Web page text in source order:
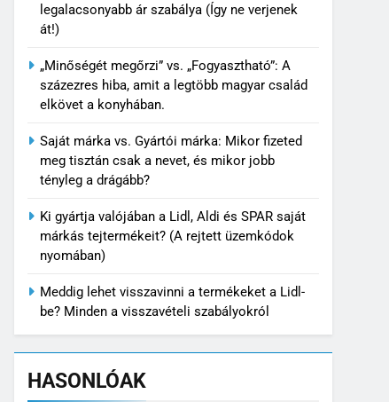
legalacsonyabb ár szabálya (Így ne verjenek
át!)
„Minőségét megőrzi” vs. „Fogyasztható”: A
százezres hiba, amit a legtöbb magyar család
elkövet a konyhában.
Saját márka vs. Gyártói márka: Mikor fizeted
meg tisztán csak a nevet, és mikor jobb
tényleg a drágább?
Ki gyártja valójában a Lidl, Aldi és SPAR saját
márkás tejtermékeit? (A rejtett üzemkódok
nyomában)
Meddig lehet visszavinni a termékeket a Lidl-
be? Minden a visszavételi szabályokról
HASONLÓAK